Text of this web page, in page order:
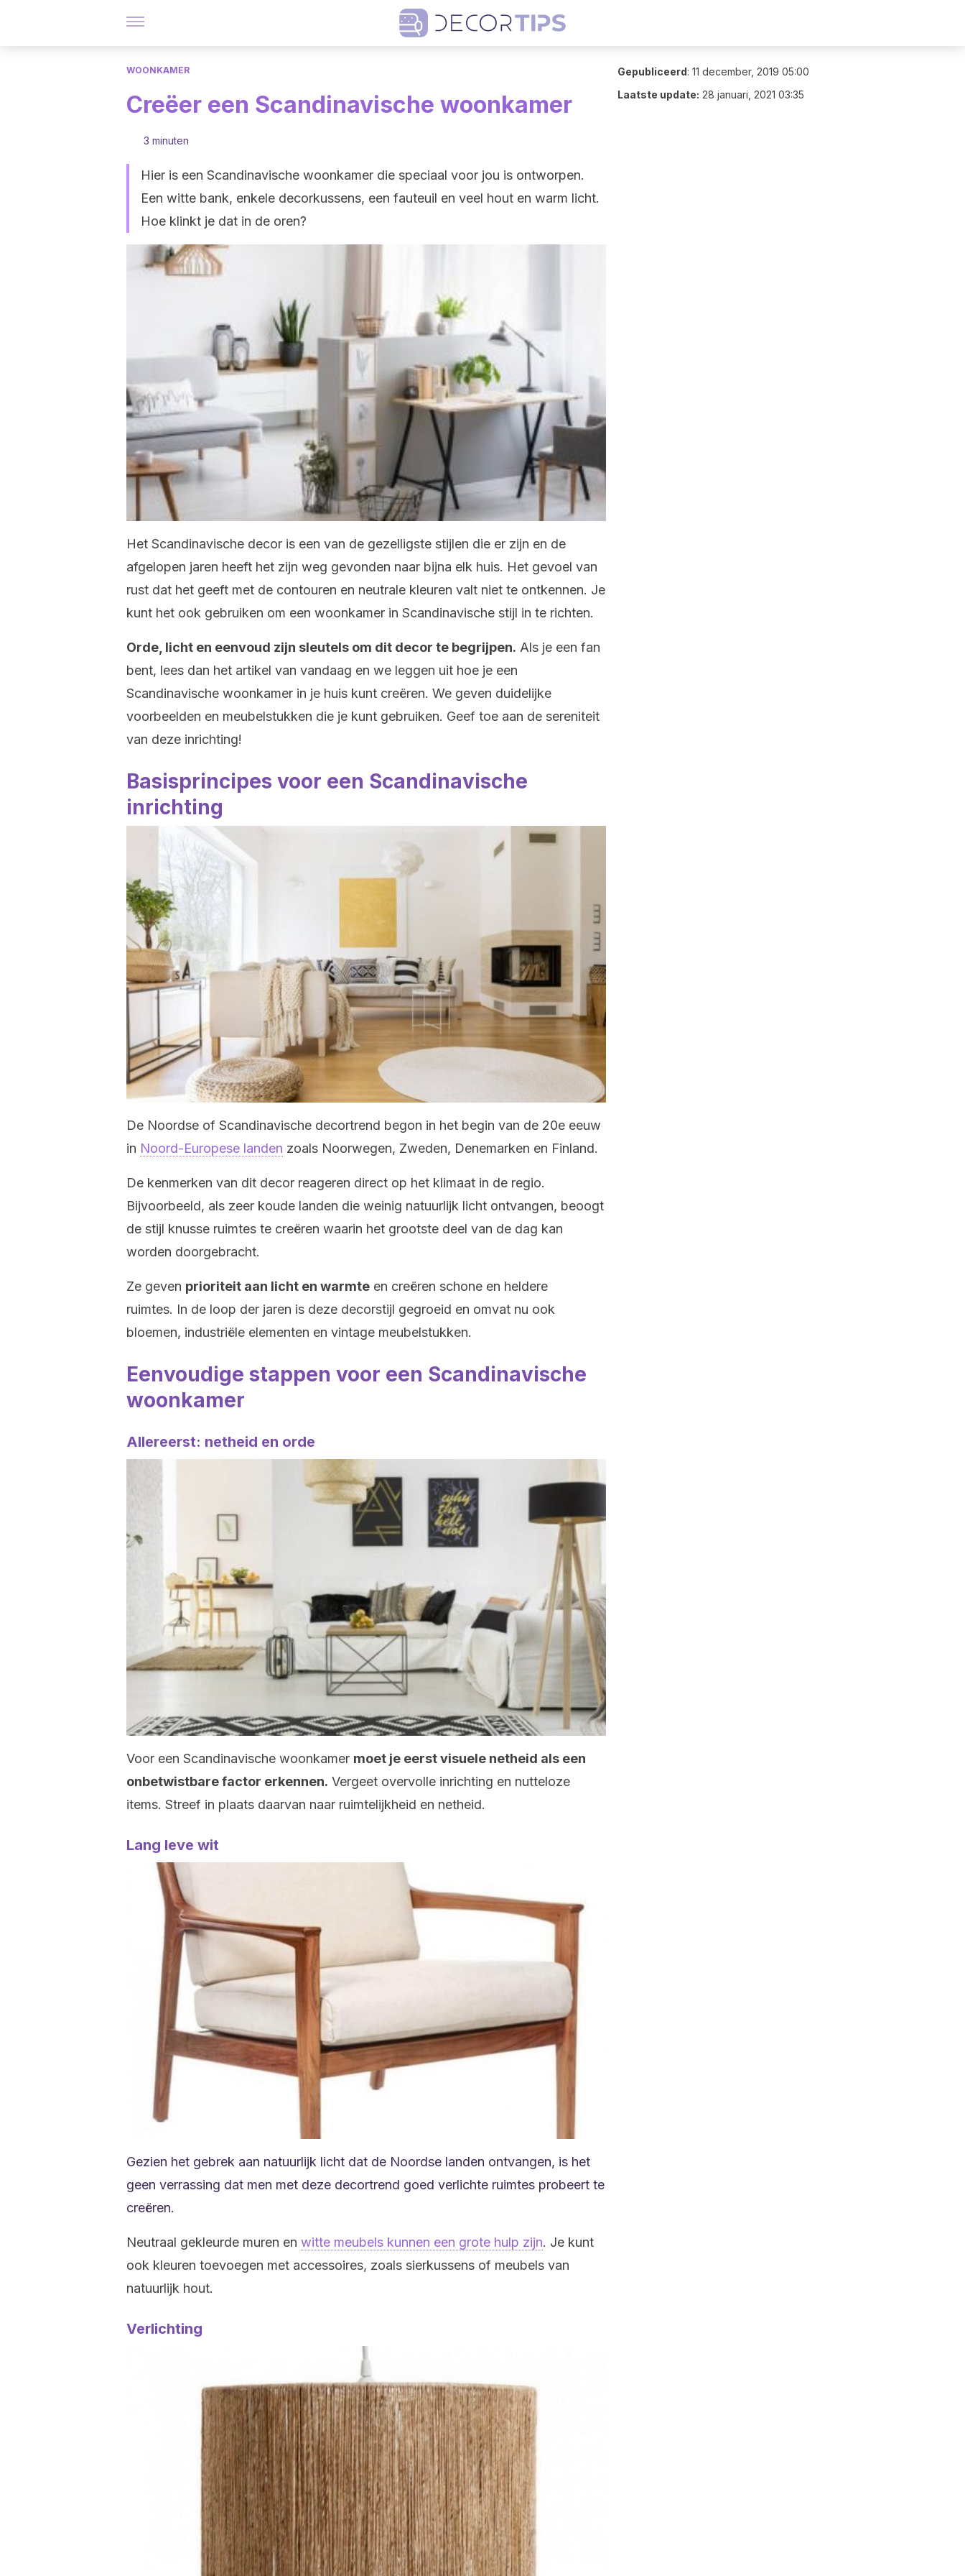
WOONKAMER
Creëer een Scandinavische woonkamer
3 minuten
Hier is een Scandinavische woonkamer die speciaal voor jou is ontworpen.
Een witte bank, enkele decorkussens, een fauteuil en veel hout en warm licht.
Hoe klinkt je dat in de oren?
Het Scandinavische decor is een van de gezelligste stijlen die er zijn en de
afgelopen jaren heeft het zijn weg gevonden naar bijna elk huis. Het gevoel van
rust dat het geeft met de contouren en neutrale kleuren valt niet te ontkennen. Je
kunt het ook gebruiken om een woonkamer in Scandinavische stijl in te richten.
Orde, licht en eenvoud zijn sleutels om dit decor te begrijpen. Als je een fan
bent, lees dan het artikel van vandaag en we leggen uit hoe je een
Scandinavische woonkamer in je huis kunt creëren. We geven duidelijke
voorbeelden en meubelstukken die je kunt gebruiken. Geef toe aan de sereniteit
van deze inrichting!
Basisprincipes voor een Scandinavische
inrichting
De Noordse of Scandinavische decortrend begon in het begin van de 20e eeuw
in Noord-Europese landen zoals Noorwegen, Zweden, Denemarken en Finland.
De kenmerken van dit decor reageren direct op het klimaat in de regio.
Bijvoorbeeld, als zeer koude landen die weinig natuurlijk licht ontvangen, beoogt
de stijl knusse ruimtes te creëren waarin het grootste deel van de dag kan
worden doorgebracht.
Ze geven prioriteit aan licht en warmte en creëren schone en heldere
ruimtes. In de loop der jaren is deze decorstijl gegroeid en omvat nu ook
bloemen, industriële elementen en vintage meubelstukken.
Eenvoudige stappen voor een Scandinavische
woonkamer
Allereerst: netheid en orde
Voor een Scandinavische woonkamer moet je eerst visuele netheid als een
onbetwistbare factor erkennen. Vergeet overvolle inrichting en nutteloze
items. Streef in plaats daarvan naar ruimtelijkheid en netheid.
Lang leve wit
Gezien het gebrek aan natuurlijk licht dat de Noordse landen ontvangen, is het
geen verrassing dat men met deze decortrend goed verlichte ruimtes probeert te
creëren.
Neutraal gekleurde muren en witte meubels kunnen een grote hulp zijn. Je kunt
ook kleuren toevoegen met accessoires, zoals sierkussens of meubels van
natuurlijk hout.
Verlichting
Gepubliceerd: 11 december, 2019 05:00
Laatste update: 28 januari, 2021 03:35